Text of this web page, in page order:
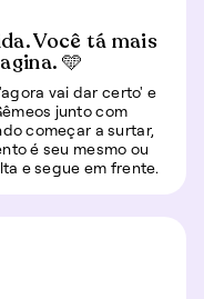
Você tá mais
🩵
vai dar certo' e
junto com
começar a surtar,
é seu mesmo ou
e segue em frente.